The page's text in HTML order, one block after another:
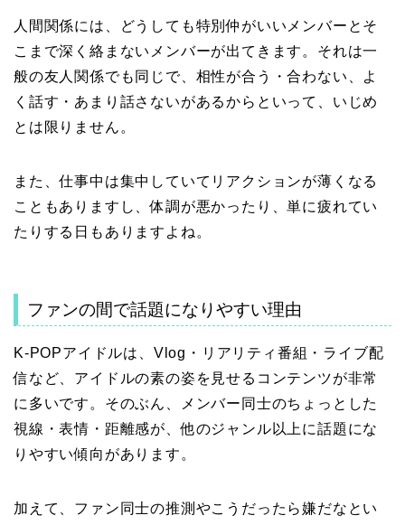
人間関係には、どうしても特別仲がいいメンバーとそ
こまで深く絡まないメンバーが出てきます。それは一
般の友人関係でも同じで、相性が合う・合わない、よ
く話す・あまり話さないがあるからといって、いじめ
とは限りません。
また、仕事中は集中していてリアクションが薄くなる
こともありますし、体調が悪かったり、単に疲れてい
たりする日もありますよね。
ファンの間で話題になりやすい理由
K-POPアイドルは、Vlog・リアリティ番組・ライブ配
信など、アイドルの素の姿を見せるコンテンツが非常
に多いです。そのぶん、メンバー同士のちょっとした
視線・表情・距離感が、他のジャンル以上に話題にな
りやすい傾向があります。
加えて、ファン同士の推測やこうだったら嫌だなとい